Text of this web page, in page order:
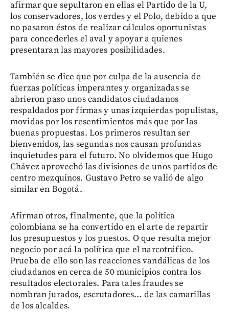
afirmar que sepultaron en ellas el Partido de la U,
los conservadores, los verdes y el Polo, debido a que
no pasaron éstos de realizar cálculos oportunistas
para concederles el aval y apoyar a quienes
presentaran las mayores posibilidades.
También se dice que por culpa de la ausencia de
fuerzas políticas imperantes y organizadas se
abrieron paso unos candidatos ciudadanos
respaldados por firmas y unas izquierdas populistas,
movidas por los resentimientos más que por las
buenas propuestas. Los primeros resultan ser
bienvenidos, las segundas nos causan profundas
inquietudes para el futuro. No olvidemos que Hugo
Chávez aprovechó las divisiones de unos partidos de
centro mezquinos. Gustavo Petro se valió de algo
similar en Bogotá.
Afirman otros, finalmente, que la política
colombiana se ha convertido en el arte de repartir
los presupuestos y los puestos. O que resulta mejor
negocio por acá la política que el narcotráfico.
Prueba de ello son las reacciones vandálicas de los
ciudadanos en cerca de 50 municipios contra los
resultados electorales. Para tales fraudes se
nombran jurados, escrutadores… de las camarillas
de los alcaldes.